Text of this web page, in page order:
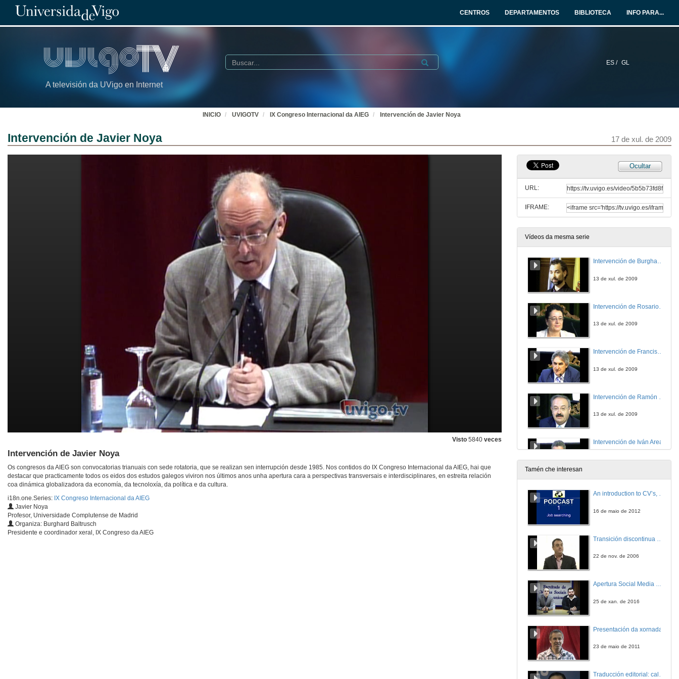
CENTROS DEPARTAMENTOS BIBLIOTECA INFO PARA...
A televisión da UVigo en Internet
ES / GL
Buscar Submit
INICIO UVIGOTV IX Congreso Internacional da AIEG Intervención de Javier Noya
Intervención de Javier Noya 17 de xul. de 2009
Visto 5840 veces
Intervención de Javier Noya
Os congresos da AIEG son convocatorias trianuais con sede rotatoria, que se realizan sen interrupción desde 1985. Nos contidos do IX Congreso Internacional da AIEG, hai que
destacar que practicamente todos os eidos dos estudos galegos viviron nos últimos anos unha apertura cara a perspectivas transversais e interdisciplinares, en estreita relación
coa dinámica globalizadora da economía, da tecnoloxía, da política e da cultura.
i18n.one.Series: IX Congreso Internacional da AIEG
Javier Noya
Profesor, Universidade Complutense de Madrid
Organiza: Burghard Baltrusch
Presidente e coordinador xeral, IX Congreso da AIEG
Ocultar
URL:
IFRAME:
Vídeos da mesma serie
Intervención de Burghard Baltrusch
13 de xul. de 2009
13 de xul. de 2009
Intervención de Francisco López
13 de xul. de 2009
13 de xul. de 2009
Intervención de Iván Area
13 de xul. de 2009
Tamén che interesan
An introduction to CV’s, letters, and job searching
16 de maio de 2012
22 de nov. de 2006
Apertura Social Media Day 2016
25 de xan. de 2016
Presentación da xornada
23 de maio de 2011
Traducción editorial: calidade e xestión de proxectos